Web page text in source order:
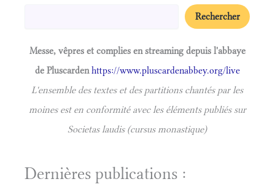
Rechercher
Messe, vêpres et complies en streaming depuis l'abbaye
de Pluscardenhttps://www.pluscardenabbey.org/live
L'ensemble des textes et des partitions chantés par les
moines est en conformité avec les éléments publiés sur
Societas laudis (cursus monastique)
Dernières publications :